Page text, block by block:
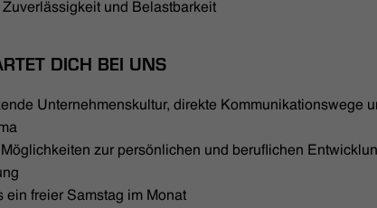
und Belastbarkeit
DICH BEI UNS
Unternehmenskultur, direkte Kommunikationswege
zur persönlichen und beruflichen
ein freier Samstag im Monat